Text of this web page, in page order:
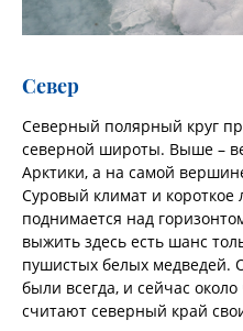
Север
Северный полярный круг
северной широты. Выше –
Арктики, а на самой
Суровый климат и короткое
поднимается над
выжить здесь есть шанс
пушистых белых медведей.
были всегда, и сейчас
считают северный край